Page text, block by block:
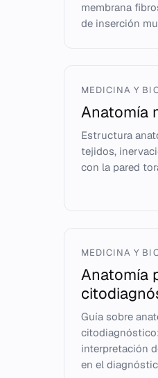
membrana
de inserción
MEDICINA Y
Anatomía
Estructura
tejidos,
con la pared
MEDICINA Y
Anatomía
Guía sobre
interpretación
en el